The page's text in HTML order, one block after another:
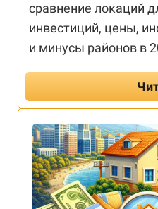
сравнение локаций
инвестиций, цены,
и минусы районов в